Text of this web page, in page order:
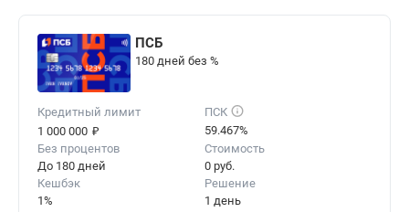
ПСБ
180 дней без %
Кредитный лимит
1 000 000 ₽
ПСК
59.467%
Без процентов
До 180 дней
Стоимость
0 руб.
Кешбэк
1%
Решение
1 день